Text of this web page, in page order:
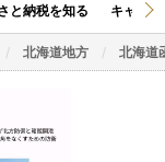
と納税を知る キャン
北海道地方 北海道